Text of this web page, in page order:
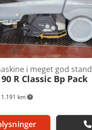
1.191 km
i meget god stand
90 R Classic Bp Pack